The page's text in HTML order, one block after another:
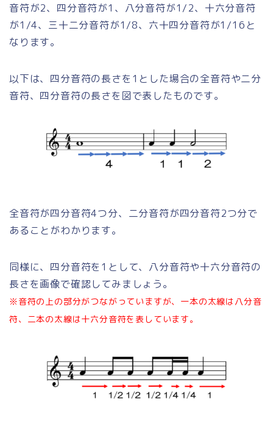
音符が2、四分音符が1、八分音符が1/2、十六分音符
が1/4、三十二分音符が1/8、六十四分音符が1/16と
なります。
以下は、四分音符の長さを1とした場合の全音符や二分
音符、四分音符の長さを図で表したものです。
全音符が四分音符4つ分、二分音符が四分音符2つ分で
あることがわかります。
同様に、四分音符を1として、八分音符や十六分音符の
長さを画像で確認してみましょう。
※音符の上の部分がつながっていますが、一本の太線は八分音
符、二本の太線は十六分音符を表しています。